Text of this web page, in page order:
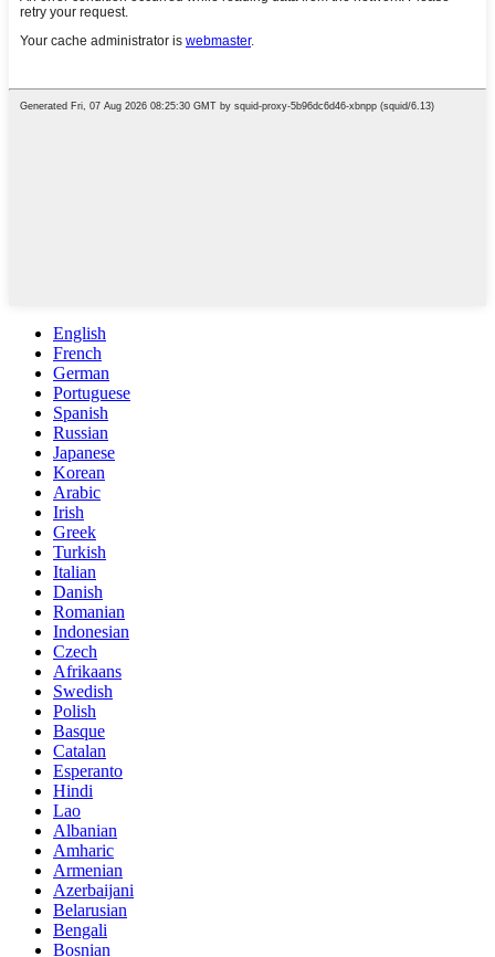
English
French
German
Portuguese
Spanish
Russian
Japanese
Korean
Arabic
Irish
Greek
Turkish
Italian
Danish
Romanian
Indonesian
Czech
Afrikaans
Swedish
Polish
Basque
Catalan
Esperanto
Hindi
Lao
Albanian
Amharic
Armenian
Azerbaijani
Belarusian
Bengali
Bosnian